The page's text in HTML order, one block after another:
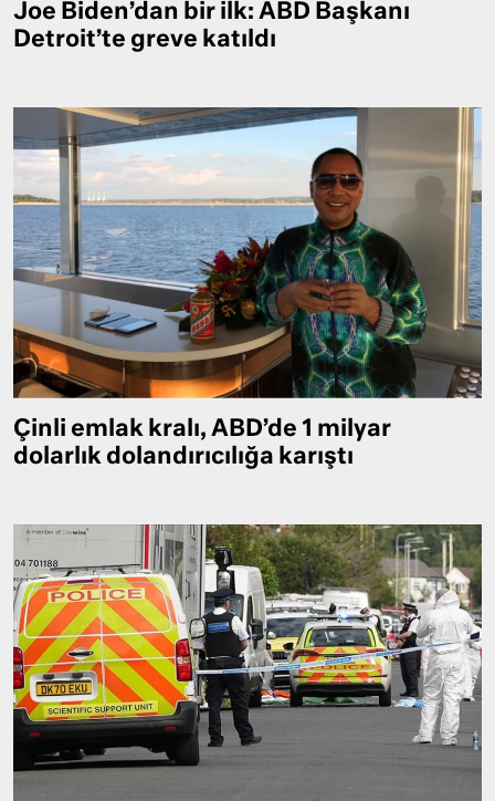
Joe Biden’dan bir ilk: ABD Başkanı
Detroit’te greve katıldı
Çinli emlak kralı, ABD’de 1 milyar
dolarlık dolandırıcılığa karıştı